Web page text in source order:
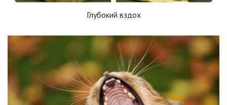
Глубокий вздох